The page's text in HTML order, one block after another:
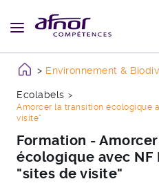
Environnement &
Ecolabels
Amorcer la transition écologique
visite"
Formation -
écologique avec NF
"sites de visite"